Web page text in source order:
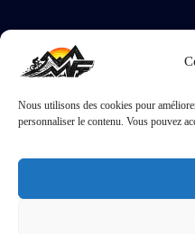
Nous utilisons des cookies pour
personnaliser le contenu. Vous pouvez
J'accepte laPolitique de